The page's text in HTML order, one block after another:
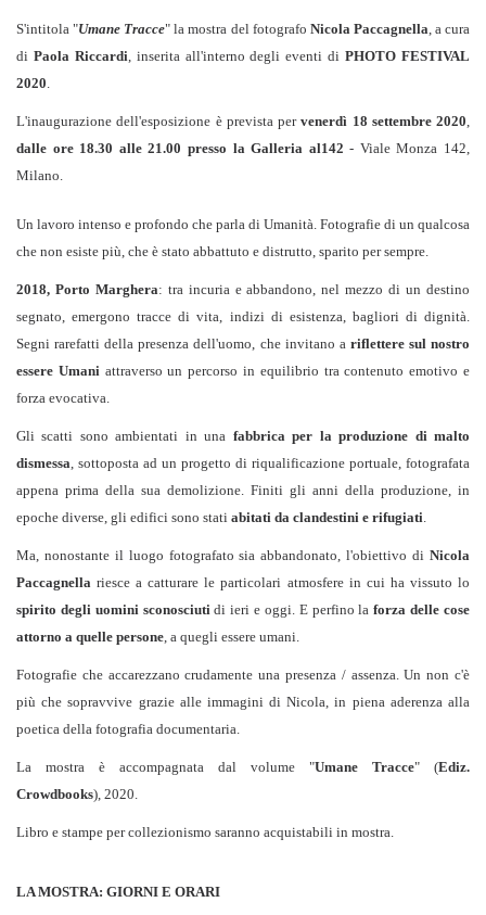
S'intitola "Umane Tracce" la mostra del fotografo Nicola Paccagnella, a cura
di Paola Riccardi, inserita all'interno degli eventi diPHOTO FESTIVAL
2020.
L'inaugurazione dell'esposizione è prevista pervenerdì 18 settembre 2020,
dalle ore 18.30 alle 21.00 presso la Galleria al142 - Viale Monza 142,
Milano.
Un lavoro intenso e profondo che parla di Umanità. Fotografie di un qualcosa
che non esiste più, che è stato abbattuto e distrutto, sparito per sempre.
2018, Porto Marghera: tra incuria e abbandono, nel mezzo di un destino
segnato, emergono tracce di vita, indizi di esistenza, bagliori di dignità.
Segni rarefatti della presenza dell'uomo, che invitano a riflettere sul nostro
essere Umaniattraverso un percorso in equilibrio tra contenuto emotivo e
forza evocativa.
Gli scatti sono ambientati in una fabbrica per la produzione di malto
dismessa, sottoposta ad un progetto di riqualificazione portuale, fotografata
appena prima della sua demolizione. Finiti gli anni della produzione, in
epoche diverse, gli edifici sono stati abitati da clandestini e rifugiati.
Ma, nonostante il luogo fotografato sia abbandonato, l'obiettivo di Nicola
Paccagnella riesce a catturare le particolari atmosfere in cui ha vissuto lo
spirito degli uomini sconosciutidi ieri e oggi. E perfino laforza delle cose
attorno a quelle persone, a quegli essere umani.
Fotografie che accarezzano crudamente una presenza / assenza. Un non c'è
più che sopravvive grazie alle immagini di Nicola, in piena aderenza alla
poetica della fotografia documentaria.
La mostra è accompagnata dal volume "Umane Tracce" (Ediz.
Crowdbooks), 2020.
Libro e stampe per collezionismo saranno acquistabili in mostra.
LA MOSTRA: GIORNI E ORARI